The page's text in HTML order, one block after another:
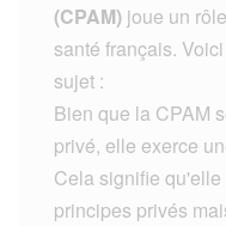
(CPAM) joue un
santé français.
sujet :
Bien que la CPAM
privé, elle exerce
Cela signifie
principes privés